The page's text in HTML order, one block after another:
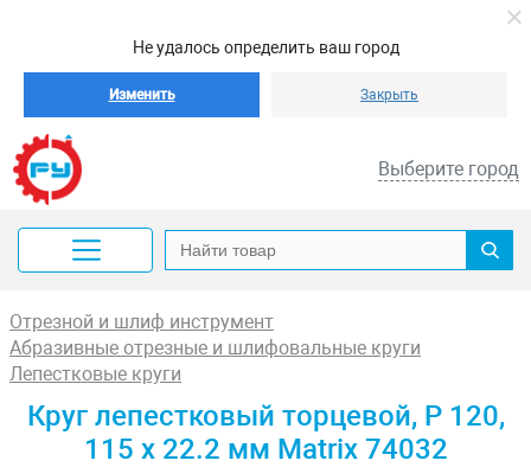
Не удалось определить ваш город
Изменить Закрыть
Выберите город
Отрезной и шлиф инструмент
Абразивные отрезные и шлифовальные круги
Лепестковые круги
Круг лепестковый торцевой, P 120,
115 х 22.2 мм Matrix 74032